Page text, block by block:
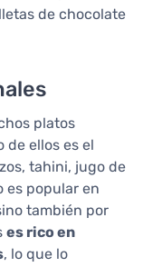
de chocolate
platos
de ellos es el
tahini, jugo de
es popular en
también por
es rico en
, lo que lo